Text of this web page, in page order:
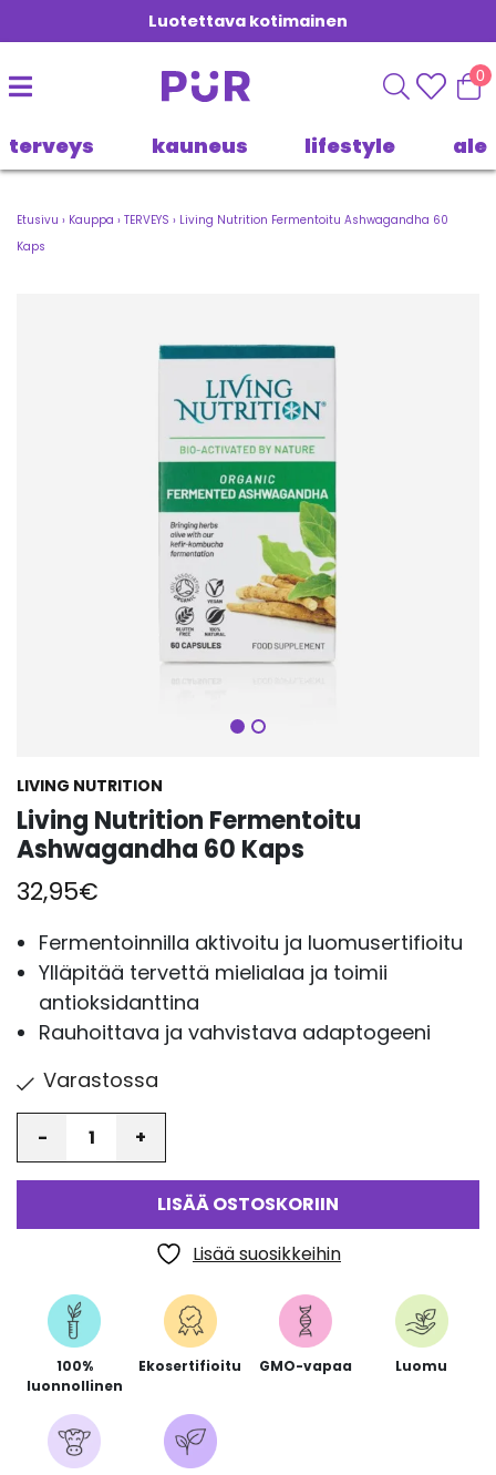
Luotettava kotimainen
0
terveys kauneus lifestyle ale
Etusivu › Kauppa › TERVEYS › Living Nutrition Fermentoitu Ashwagandha 60
Kaps
Seuraava
LIVING NUTRITION
Living Nutrition Fermentoitu
Ashwagandha 60 Kaps
32,95€
Fermentoinnilla aktivoitu ja luomusertifioitu
Ylläpitää tervettä mielialaa ja toimii
antioksidanttina
Rauhoittava ja vahvistava adaptogeeni
Varastossa
LISÄÄ OSTOSKORIIN
Lisää suosikkeihin
100%
luonnollinen
Ekosertifioitu GMO-vapaa Luomu